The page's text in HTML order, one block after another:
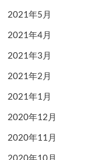
2021年5月
2021年4月
2021年3月
2021年2月
2021年1月
2020年12月
2020年11月
2020年10月